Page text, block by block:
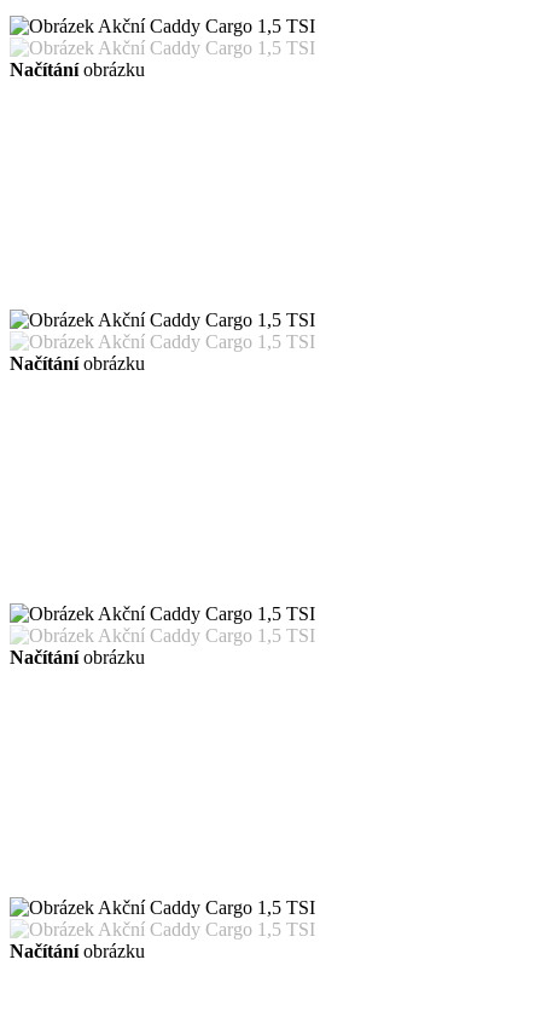
Načítáníobrázku
Načítáníobrázku
Načítáníobrázku
Načítáníobrázku